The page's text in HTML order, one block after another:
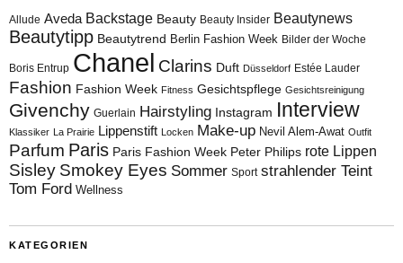
Allude Aveda Backstage Beauty Beauty Insider Beautynews
Beautytipp Beautytrend Berlin Fashion Week Bilder der Woche
Boris Entrup Chanel Clarins Duft Düsseldorf Estée Lauder
Fashion Fashion Week Fitness Gesichtspflege Gesichtsreinigung
Givenchy Guerlain Hairstyling Instagram Interview
Klassiker La Prairie Lippenstift Locken Make-up Nevil Alem-Awat Outfit
Parfum Paris Paris Fashion Week Peter Philips rote Lippen
Sisley Smokey Eyes Sommer Sport strahlender Teint
Tom Ford Wellness
KATEGORIEN